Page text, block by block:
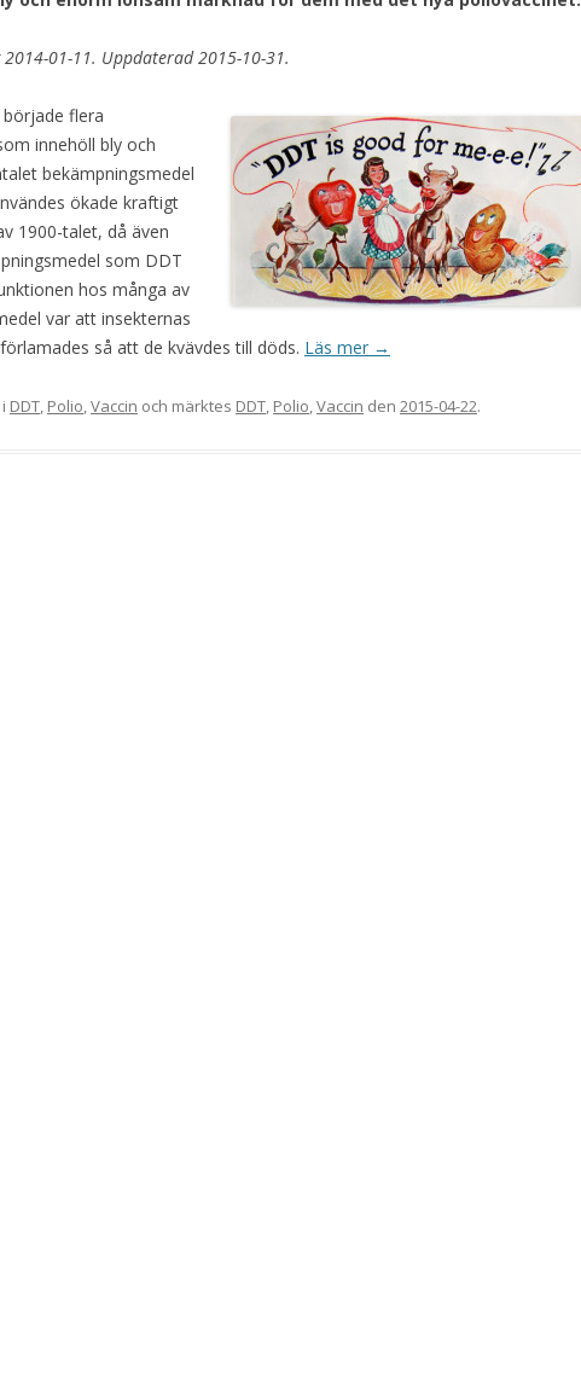
01-11. Uppdaterad 2015-10-31.
flera
innehöll bly och
bekämpningsmedel
ökade kraftigt
1900-talet, då även
som DDT
hos många av
var att insekternas
så att de kvävdes till döds. Läs mer →
DDT, Polio,Vaccin och märktes DDT, Polio,Vaccin den 2015-04-22.